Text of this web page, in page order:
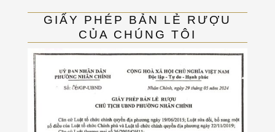
GIẤY PHÉP BẢN LẺ RƯỢU
CỦA CHÚNG TÔI